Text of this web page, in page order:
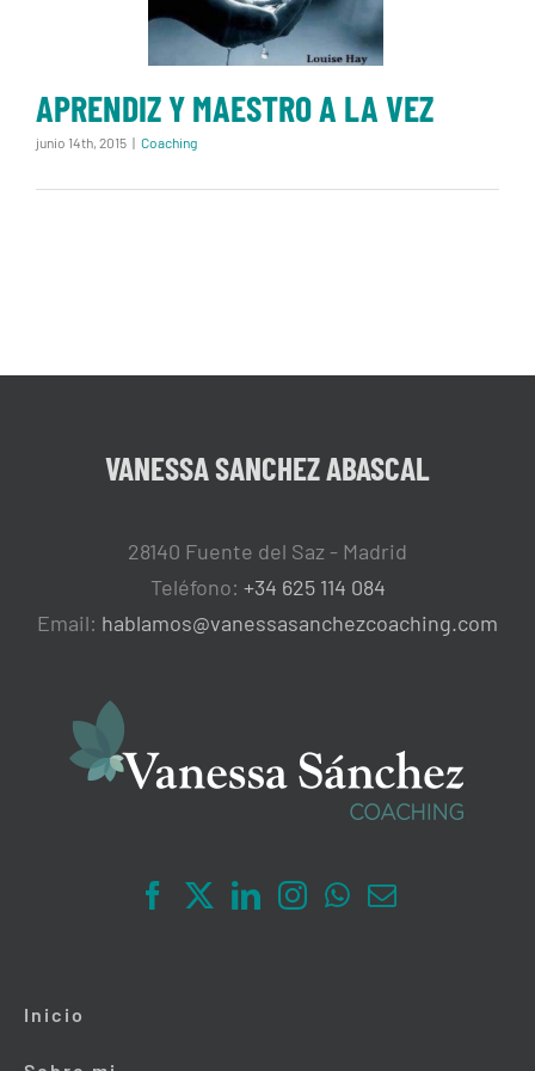
APRENDIZ Y MAESTRO A LA VEZ
junio 14th, 2015 | Coaching
VANESSA SANCHEZ ABASCAL
28140 Fuente del Saz - Madrid
Teléfono: +34 625 114 084
Email: hablamos@vanessasanchezcoaching.com
Inicio